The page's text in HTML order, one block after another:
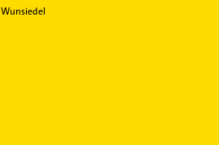
Wunsiedel